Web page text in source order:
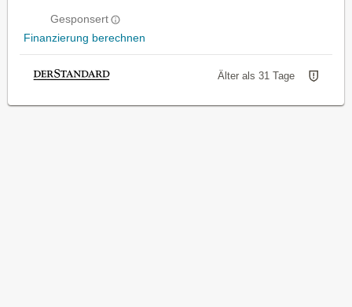
Gesponsert
Finanzierung berechnen
Älter als 31 Tage